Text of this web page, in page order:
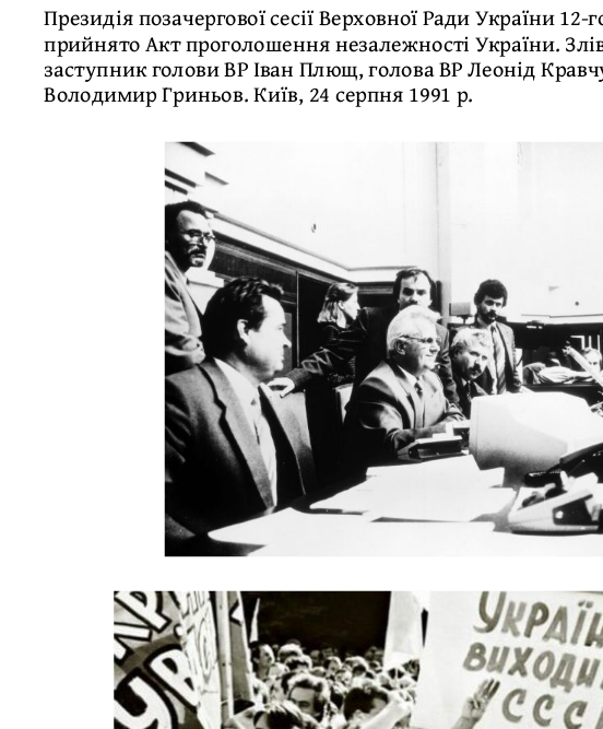
Президія позачергової сесії Верховної Ради України
прийнято Акт проголошення незалежності України.
заступник голови ВР Іван Плющ, голова ВР Леонід
Володимир Гриньов. Київ, 24 серпня 1991 р.